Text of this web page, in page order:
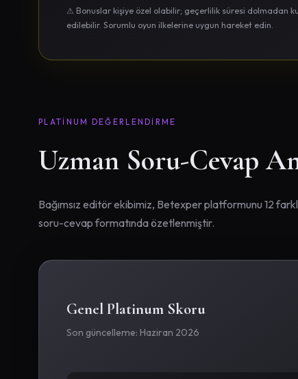
⚠ Bonuslar kişiye özel olabilir; geçerlilik süresi dolmadan
edilebilir. Sorumlu oyun ilkelerine uygun hareket edin.
PLATINUM DEĞERLENDIRME
Uzman Soru-Cevap
Bağımsız editör ekibimiz, Betexper platformunu 12
soru-cevap formatında özetlenmiştir.
Genel Platinum Skoru
Son güncelleme: Haziran 2026